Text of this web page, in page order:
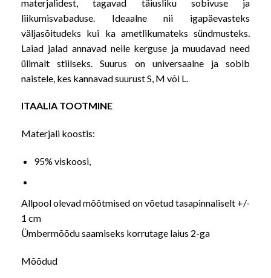
materjalidest, tagavad täiusliku sobivuse ja
liikumisvabaduse. Ideaalne nii igapäevasteks
väljasõitudeks kui ka ametlikumateks sündmusteks.
Laiad jalad annavad neile kerguse ja muudavad need
ülimalt stiilseks. Suurus on universaalne ja sobib
naistele, kes kannavad suurust S, M või L.
ITAALIA TOOTMINE
Materjali koostis:
95% viskoosi,
Allpool olevad mõõtmised on võetud tasapinnaliselt +/-
1 cm
Ümbermõõdu saamiseks korrutage laius 2-ga
Mõõdud